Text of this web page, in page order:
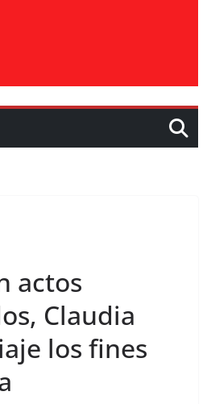
actos
Claudia
los fines